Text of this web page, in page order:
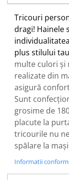
Tricouri
dragi! Hainele
plus stilului
multe culori și
realizate din
asigură
Sunt
grosime de
placute la
tricourile nu
spălare la
Informatii